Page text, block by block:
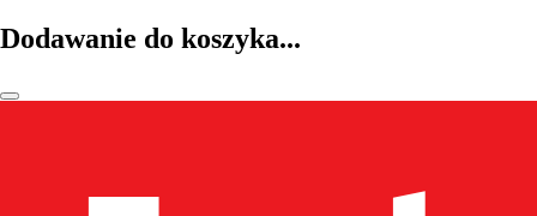
Dodawanie do koszyka...